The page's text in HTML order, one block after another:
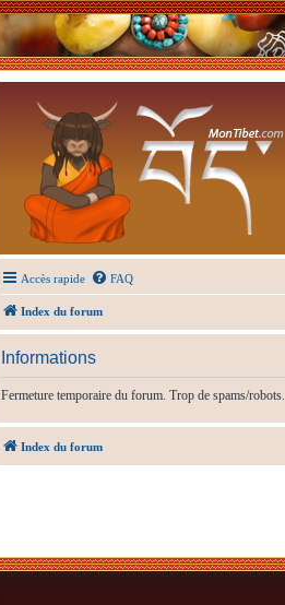
Accès rapide FAQ
Index du forum
Informations
Fermeture temporaire du forum. Trop de spams/robots.
Index du forum